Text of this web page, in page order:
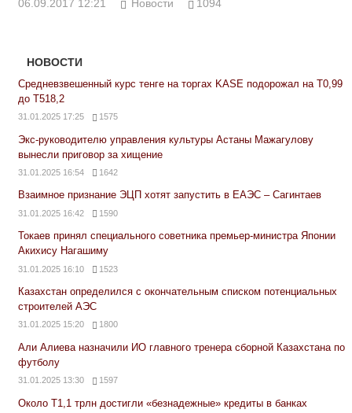
06.09.2017 12:21 Новости 1094
НОВОСТИ
Средневзвешенный курс тенге на торгах KASE подорожал на Т0,99
до Т518,2
31.01.2025 17:25 1575
Экс-руководителю управления культуры Астаны Мажагулову
вынесли приговор за хищение
31.01.2025 16:54 1642
Взаимное признание ЭЦП хотят запустить в ЕАЭС – Сагинтаев
31.01.2025 16:42 1590
Токаев принял специального советника премьер-министра Японии
Акихису Нагашиму
31.01.2025 16:10 1523
Казахстан определился с окончательным списком потенциальных
строителей АЭС
31.01.2025 15:20 1800
Али Алиева назначили ИО главного тренера сборной Казахстана по
футболу
31.01.2025 13:30 1597
Около Т1,1 трлн достигли «безнадежные» кредиты в банках